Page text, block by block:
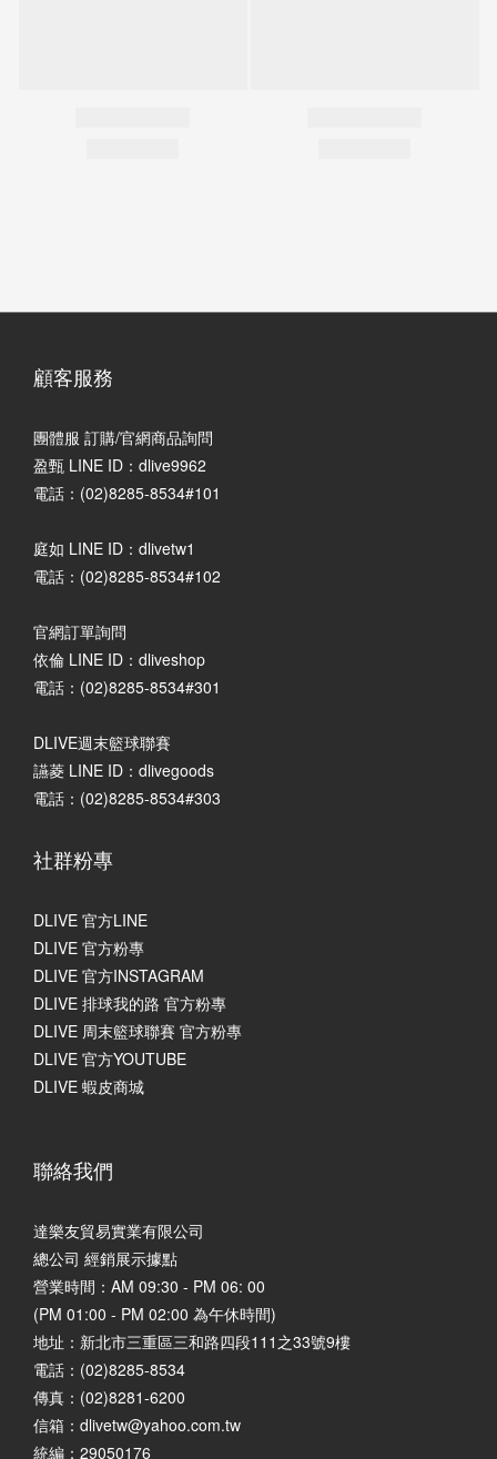
顧客服務
團體服 訂購/官網商品詢問
盈甄 LINE ID：dlive9962
電話：(02)8285-8534#101
庭如 LINE ID：dlivetw1
電話：(02)8285-8534#102
官網訂單詢問
依倫 LINE ID：dliveshop
電話：(02)8285-8534#301
DLIVE週末籃球聯賽
讌菱 LINE ID：dlivegoods
電話：(02)8285-8534#303
社群粉專
DLIVE 官方LINE
DLIVE 官方粉專
DLIVE 官方INSTAGRAM
DLIVE 排球我的路 官方粉專
DLIVE 周末籃球聯賽 官方粉專
DLIVE 官方YOUTUBE
DLIVE 蝦皮商城
聯絡我們
達樂友貿易實業有限公司
總公司 經銷展示據點
營業時間：AM 09:30 - PM 06: 00
(PM 01:00 - PM 02:00 為午休時間)
地址： 新北市三重區三和路四段111之33號9樓
電話：(02)8285-8534
傳真：(02)8281-6200
信箱：dlivetw@yahoo.com.tw
統編：29050176